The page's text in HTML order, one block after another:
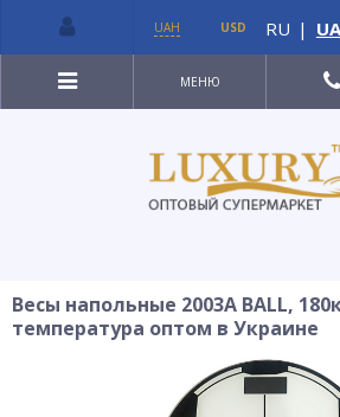
МЕНЮ
Весы напольные 2003A BALL,
температура оптом в Украине
UAH USD RU | UA